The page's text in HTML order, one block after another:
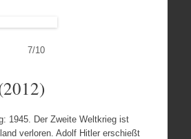
7/10
1945. Der Zweite Weltkrieg ist
verloren. Adolf Hitler erschießt